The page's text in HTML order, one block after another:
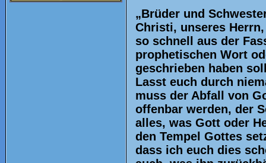
„Brüder und
Christi, unseres
so schnell aus der
prophetischen Wort
geschrieben haben
Lasst euch durch
muss der Abfall von
offenbar werden, der
alles, was Gott oder
den Tempel Gottes
dass ich euch dies